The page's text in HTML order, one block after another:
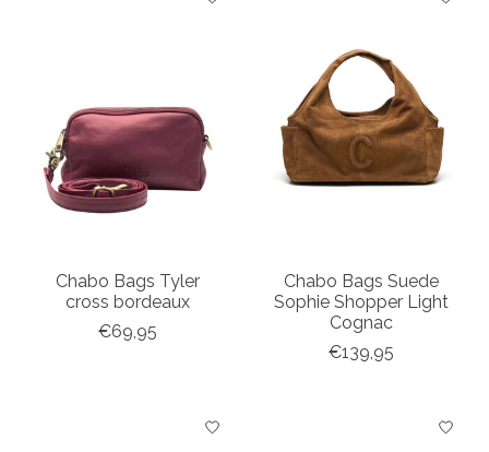
Chabo Bags Tyler
cross bordeaux
€69,95
Chabo Bags Suede
Sophie Shopper Light
Cognac
€139,95